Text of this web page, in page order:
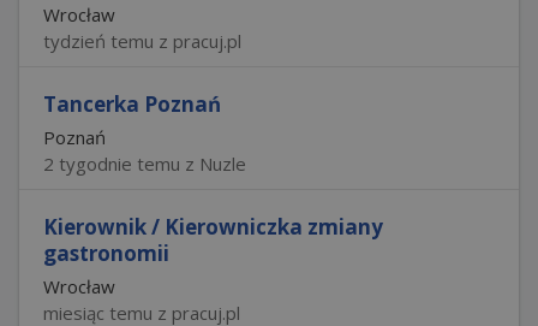
Wrocław
tydzień temu z pracuj.pl
Tancerka Poznań
Poznań
2 tygodnie temu z Nuzle
Kierownik / Kierowniczka zmiany
gastronomii
Wrocław
miesiąc temu z pracuj.pl